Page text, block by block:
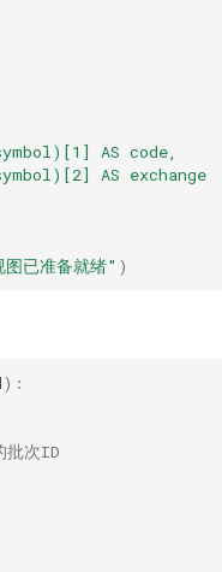
AS code,
AS exchange
已准备就绪" )
):
次ID